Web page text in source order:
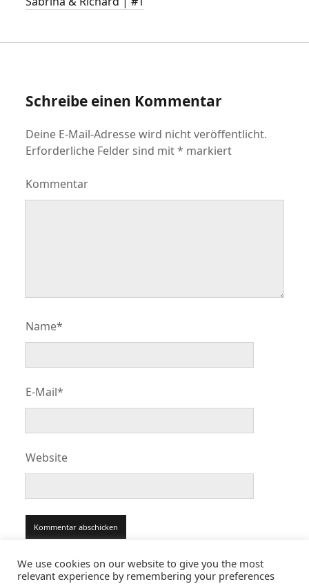
Schreibe einen Kommentar
Deine E-Mail-Adresse wird nicht veröffentlicht.
Erforderliche Felder sind mit* markiert
Kommentar
Name*
E-Mail*
Website
We use cookies on our website to give you the most
relevant experience by remembering your preferences